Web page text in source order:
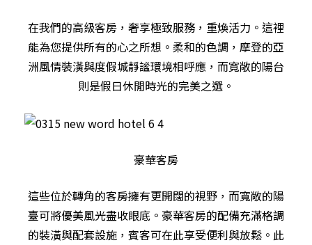
在我們的高級客房，奢享極致服務，重煥活力。這裡
能為您提供所有的心之所想。柔和的色調，摩登的亞
洲風情裝潢與度假城靜謐環境相呼應，而寬敞的陽台
則是假日休閒時光的完美之選。
豪華客房
這些位於轉角的客房擁有更開闊的視野，而寬敞的陽
臺可將優美風光盡收眼底。豪華客房的配備充滿格調
的裝潢與配套設施，賓客可在此享受便利與放鬆。此